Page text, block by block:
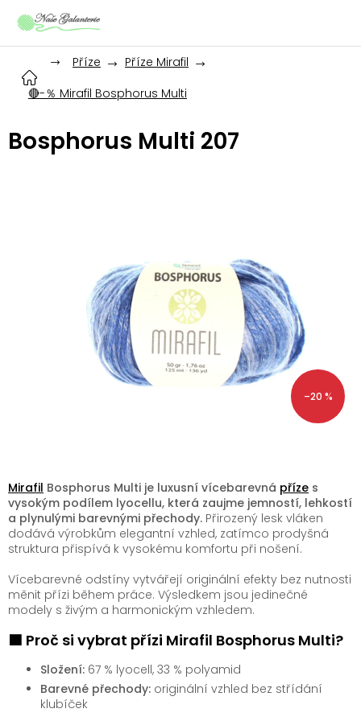
Příze
Příze Mirafil
🔴-％ Mirafil Bosphorus Multi
Bosphorus Multi 207
–20 %
Mirafil Bosphorus Multi je luxusní vícebarevná příze s
vysokým podílem lyocellu, která zaujme jemností, lehkostí
a plynulými barevnými přechody. Přirozený lesk vláken
dodává výrobkům elegantní vzhled, zatímco prodyšná
struktura přispívá k vysokému komfortu při nošení.
Vícebarevné odstíny vytvářejí originální efekty bez nutnosti
měnit přízi během práce. Výsledkem jsou jedinečné
modely s živým a harmonickým vzhledem.
🟩 Proč si vybrat přízi Mirafil Bosphorus Multi?
Složení: 67 % lyocell, 33 % polyamid
Barevné přechody: originální vzhled bez střídání
klubíček